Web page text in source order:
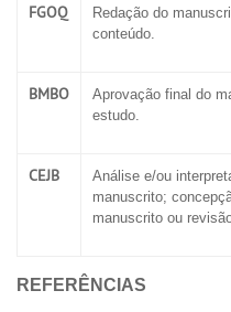
FGOQ
Redação do
conteúdo.
BMBO
Aprovação final do
estudo.
CEJB
Análise e/ou
manuscrito;
manuscrito ou
REFERÊNCIAS